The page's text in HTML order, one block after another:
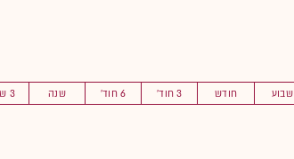
שבוע חודש 3 חוד' 6 חוד' שנה 3 שנים